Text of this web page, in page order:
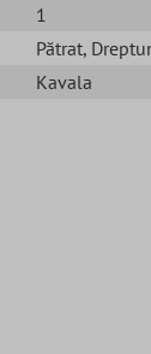
1
Pătrat,
Kavala